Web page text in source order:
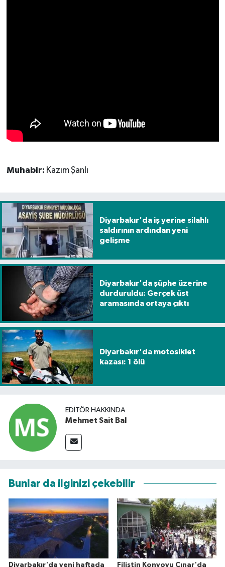
Muhabir: Kazım Şanlı
Diyarbakır'da iş yerine silahlı
saldırının ardından yeni
gelişme
Diyarbakır'da şüphe üzerine
durduruldu: Gerçek üst
aramasında ortaya çıktı
Diyarbakır'da motosiklet
kazası: 1 ölü
EDITÖR HAKKINDA
Mehmet Sait Bal
Bunlar da ilginizi çekebilir
Diyarbakır'da yeni haftada
Filistin Konvoyu Çınar'da